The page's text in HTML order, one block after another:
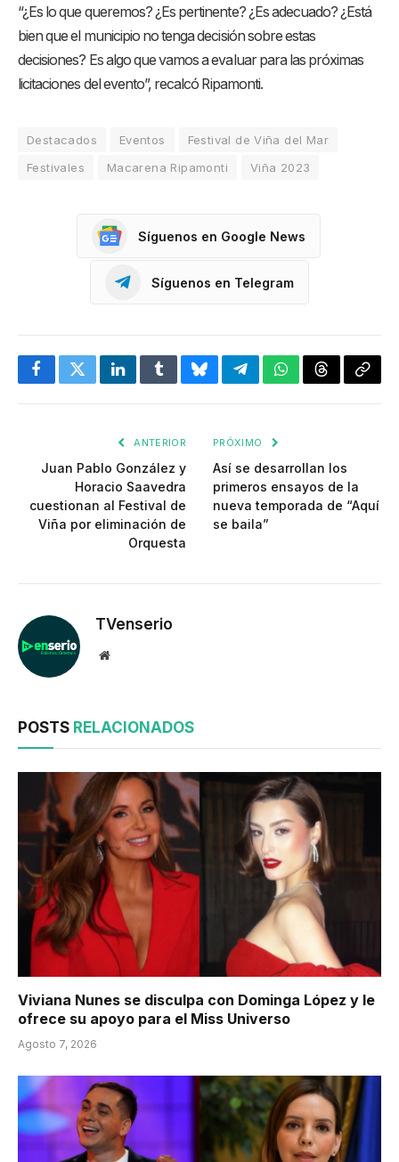
“¿Es lo que queremos? ¿Es pertinente? ¿Es adecuado? ¿Está
bien que el municipio no tenga decisión sobre estas
decisiones? Es algo que vamos a evaluar para las próximas
licitaciones del evento”, recalcó Ripamonti.
Destacados Eventos
Festival de Viña del Mar
Festivales
Macarena Ripamonti Viña 2023
Síguenos en Google News
Síguenos en Telegram
FacebookTwitterLinkedInTumblrBlueskyTelegramWhatsApp
Threads
ANTERIOR
Juan Pablo González y
Horacio Saavedra
cuestionan al Festival de
Viña por eliminación de
Orquesta
PRÓXIMO
Así se desarrollan los
primeros ensayos de la
nueva temporada de “Aquí
se baila”
TVenserio
Website
POSTS RELACIONADOS
Viviana Nunes se disculpa con Dominga López y le
ofrece su apoyo para el Miss Universo
Agosto 7, 2026